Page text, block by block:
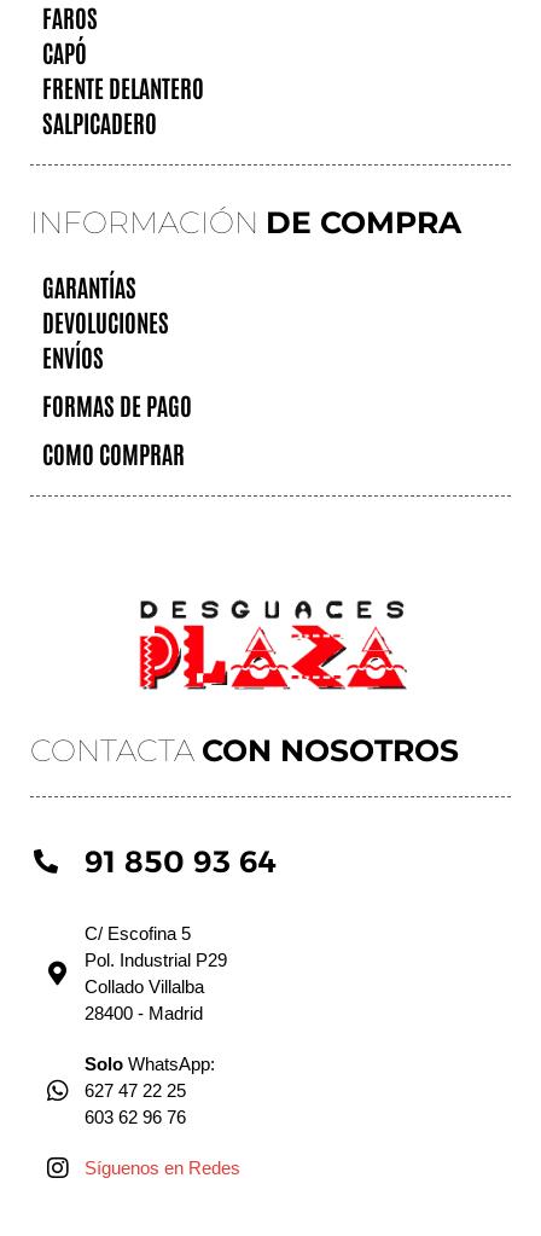
CONTACTA CON NOSOTROS
91 850 93 64
C/ Escofina 5
Pol. Industrial P29
Collado Villalba
28400 - Madrid
Solo WhatsApp:
627 47 22 25
603 62 96 76
Síguenos en Redes
FAROS
CAPÓ
FRENTE DELANTERO
SALPICADERO
INFORMACIÓN DE COMPRA
GARANTÍAS
DEVOLUCIONES
ENVÍOS
FORMAS DE PAGO
COMO COMPRAR